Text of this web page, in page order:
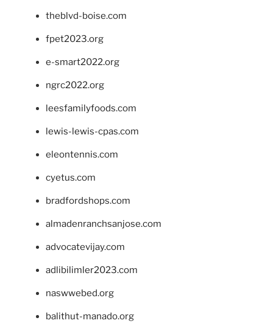
theblvd-boise.com
fpet2023.org
e-smart2022.org
ngrc2022.org
leesfamilyfoods.com
lewis-lewis-cpas.com
eleontennis.com
cyetus.com
bradfordshops.com
almadenranchsanjose.com
advocatevijay.com
adlibilimler2023.com
naswwebed.org
balithut-manado.org